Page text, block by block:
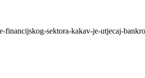
sektora-kakav-je-utjecaj-